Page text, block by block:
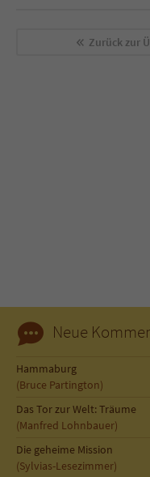
Zurück zur
Neue
Hammaburg
(Bruce Partington)
Das Tor zur Welt: Träume
(Manfred Lohnbauer)
Die geheime Mission
(Sylvias-Lesezimmer)